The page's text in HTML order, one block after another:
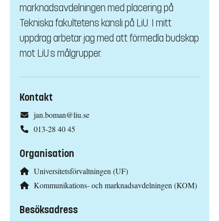
marknadsavdelningen med placering på
Tekniska fakultetens kansli på LiU. I mitt
uppdrag arbetar jag med att förmedla budskap
mot LiU:s målgrupper.
Kontakt
jan.boman@liu.se
013-28 40 45
Organisation
Universitetsförvaltningen (UF)
Kommunikations- och marknadsavdelningen (KOM)
Besöksadress